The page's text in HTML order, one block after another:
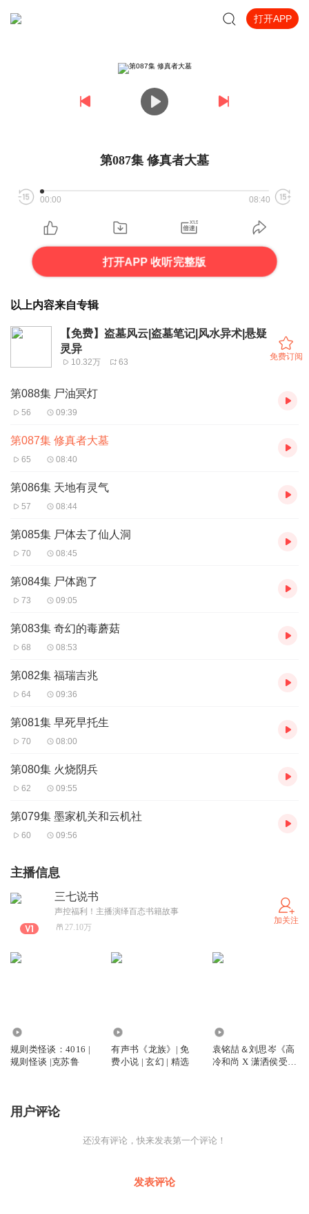
打开APP
第087集 修真者大墓
00:00 08:40
打开APP 收听完整版
以上内容来自专辑
【免费】盗墓风云|盗墓笔记|风水异术|悬疑
灵异
10.32万 63
免费订阅
第088集 尸油冥灯
56 09:39
第087集 修真者大墓
65 08:40
第086集 天地有灵气
57 08:44
第085集 尸体去了仙人洞
70 08:45
第084集 尸体跑了
73 09:05
第083集 奇幻的毒蘑菇
68 08:53
第082集 福瑞吉兆
64 09:36
第081集 早死早托生
70 08:00
第080集 火烧阴兵
62 09:55
第079集 墨家机关和云机社
60 09:56
主播信息
三七说书
声控福利！主播演绎百态书籍故事
27.10万
加关注
规则类怪谈：4016 |
规则怪谈 |克苏鲁
有声书《龙族》| 免
费小说 | 玄幻 | 精选
袁铭喆＆刘思岑《高
冷和尚 X 潇洒侯受》
用户评论
还没有评论，快来发表第一个评论！
发表评论